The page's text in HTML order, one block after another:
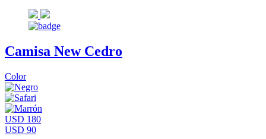
Camisa New Cedro
Color
USD 180
USD 90